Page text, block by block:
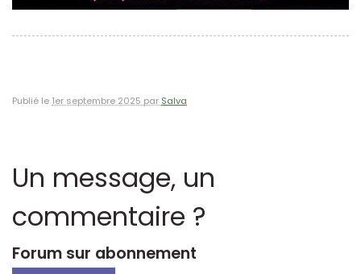
Publié le 1er septembre 2025 par Salva
Un message, un
commentaire ?
Forum sur abonnement